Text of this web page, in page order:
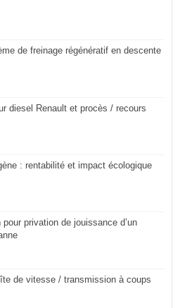
de freinage régénératif en descente
diesel Renault et procès / recours
: rentabilité et impact écologique
pour privation de jouissance d’un
de vitesse / transmission à coups